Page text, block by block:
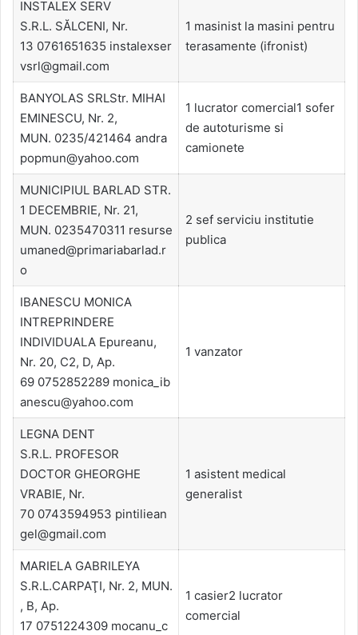
INSTALEX SERV
S.R.L. SĂLCENI, Nr.
13 0761651635 instalexser
vsrl@gmail.com
1 masinist la masini pentru
terasamente (ifronist)
BANYOLAS SRLStr. MIHAI
EMINESCU, Nr. 2,
MUN. 0235/421464 andra
popmun@yahoo.com
1 lucrator comercial1 sofer
de autoturisme si
camionete
MUNICIPIUL BARLAD STR.
1 DECEMBRIE, Nr. 21,
MUN. 0235470311 resurse
umaned@primariabarlad.r
o
2 sef serviciu institutie
publica
IBANESCU MONICA
INTREPRINDERE
INDIVIDUALA Epureanu,
Nr. 20, C2, D, Ap.
69 0752852289 monica_ib
anescu@yahoo.com
1 vanzator
LEGNA DENT
S.R.L. PROFESOR
DOCTOR GHEORGHE
VRABIE, Nr.
70 0743594953 pintiliean
gel@gmail.com
1 asistent medical
generalist
MARIELA GABRILEYA
S.R.L.CARPAŢI, Nr. 2, MUN.
, B, Ap.
17 0751224309 mocanu_c
1 casier2 lucrator
comercial